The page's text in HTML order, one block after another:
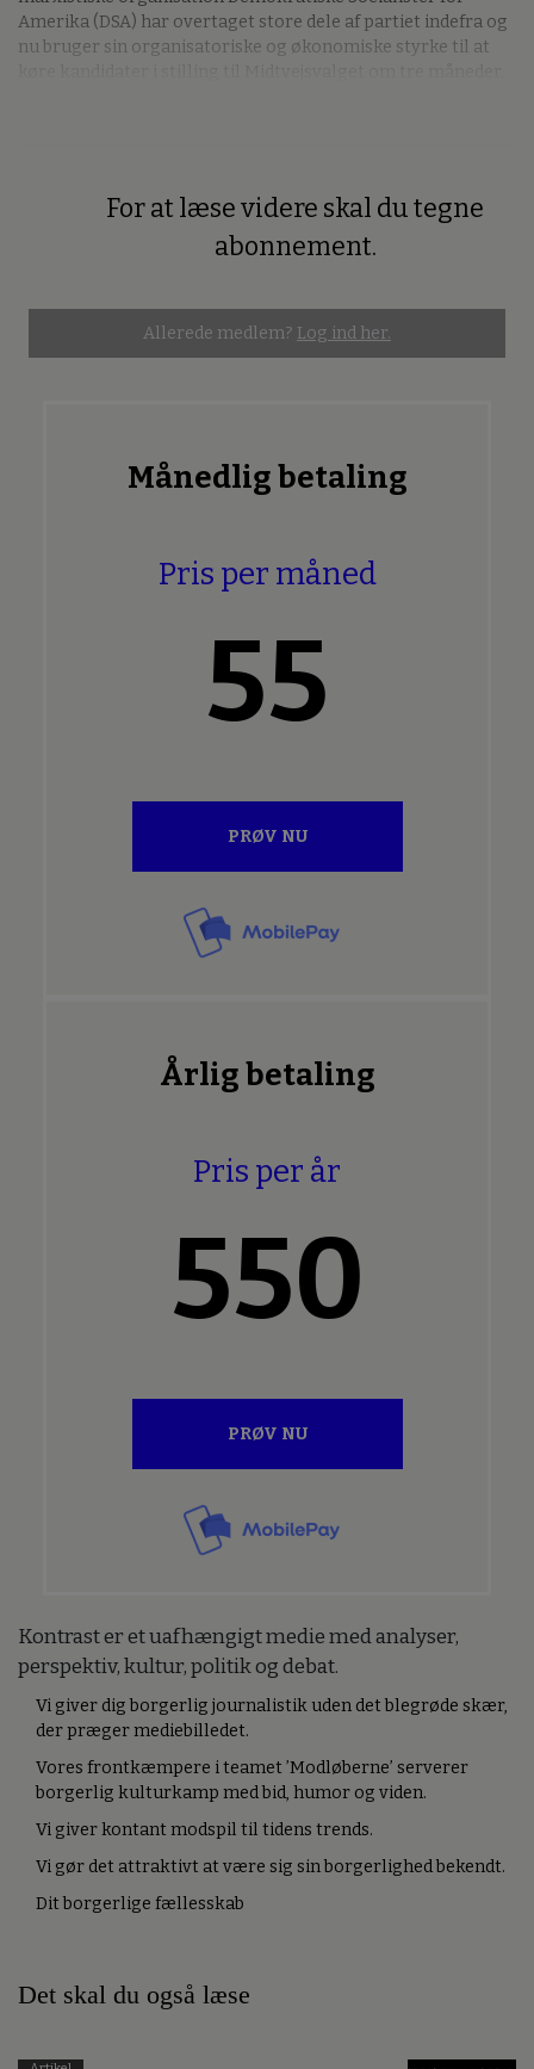
Amerika (DSA) har overtaget store dele af partiet indefra og
nu bruger sin organisatoriske og økonomiske styrke til at
For at læse videre skal du tegne
abonnement.
Allerede medlem? Log ind her.
Månedlig betaling
Pris per måned
55
PRØV NU
Årlig betaling
Pris per år
550
PRØV NU
Kontrast er et uafhængigt medie med analyser,
perspektiv, kultur, politik og debat.
Vi giver dig borgerlig journalistik uden det blegrøde skær,
der præger mediebilledet.
Vores frontkæmpere i teamet ’Modløberne’ serverer
borgerlig kulturkamp med bid, humor og viden.
Vi giver kontant modspil til tidens trends.
Vi gør det attraktivt at være sig sin borgerlighed bekendt.
Dit borgerlige fællesskab
Det skal du også læse